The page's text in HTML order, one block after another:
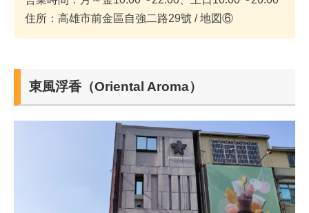
住所：高雄市前金區自強二路29號 / 地図⑥
東風浮香（Oriental Aroma）